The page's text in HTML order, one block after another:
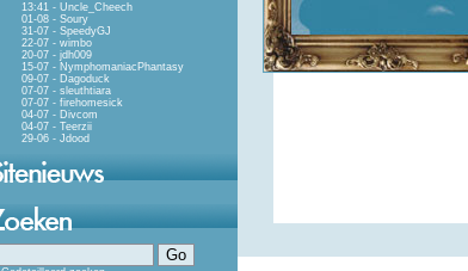
13:41 - Uncle_Cheech
01-08 - Soury
31-07 - SpeedyGJ
22-07 - wimbo
20-07 - jdh009
15-07 - NymphomaniacPhantasy
09-07 - Dagoduck
07-07 - sleuthtiara
07-07 - firehomesick
04-07 - Divcom
04-07 - Teerzii
29-06 - Jdood